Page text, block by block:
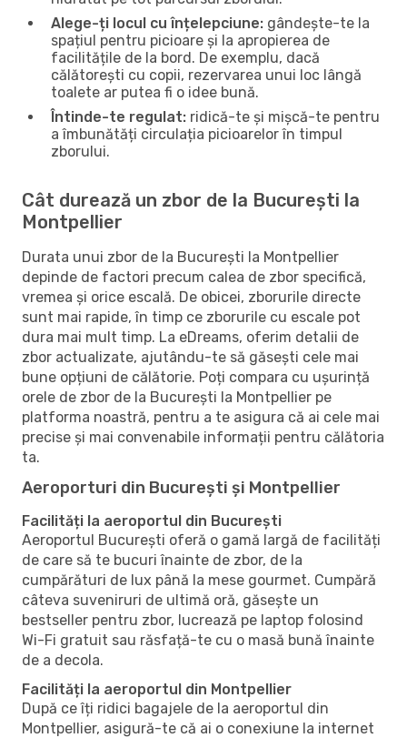
Alege-ți locul cu înțelepciune: gândește-te la
spațiul pentru picioare și la apropierea de
facilitățile de la bord. De exemplu, dacă
călătorești cu copii, rezervarea unui loc lângă
toalete ar putea fi o idee bună.
Întinde-te regulat: ridică-te și mișcă-te pentru
a îmbunătăți circulația picioarelor în timpul
zborului.
Cât durează un zbor de la București la
Montpellier
Durata unui zbor de la București la Montpellier
depinde de factori precum calea de zbor specifică,
vremea și orice escală. De obicei, zborurile directe
sunt mai rapide, în timp ce zborurile cu escale pot
dura mai mult timp. La eDreams, oferim detalii de
zbor actualizate, ajutându-te să găsești cele mai
bune opțiuni de călătorie. Poți compara cu ușurință
orele de zbor de la București la Montpellier pe
platforma noastră, pentru a te asigura că ai cele mai
precise și mai convenabile informații pentru călătoria
ta.
Aeroporturi din București și Montpellier
Facilități la aeroportul din București
Aeroportul București oferă o gamă largă de facilități
de care să te bucuri înainte de zbor, de la
cumpărături de lux până la mese gourmet. Cumpără
câteva suveniruri de ultimă oră, găsește un
bestseller pentru zbor, lucrează pe laptop folosind
Wi-Fi gratuit sau răsfață-te cu o masă bună înainte
de a decola.
Facilități la aeroportul din Montpellier
După ce îți ridici bagajele de la aeroportul din
Montpellier, asigură-te că ai o conexiune la internet